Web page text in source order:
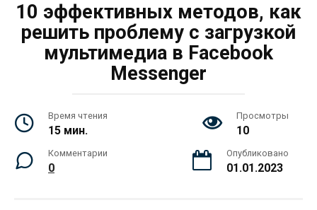
10 эффективных методов, как
решить проблему с загрузкой
мультимедиа в Facebook
Messenger
Время чтения
15 мин.
Просмотры
10
Комментарии
0
Опубликовано
01.01.2023